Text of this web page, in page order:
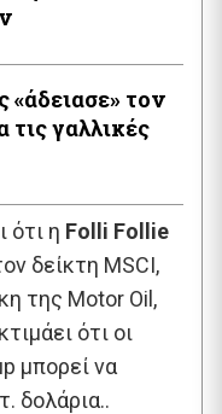
τον
τις γαλλικές
ότι η Folli Follie
δείκτη MSCI,
της Motor Oil,
ότι οι
μπορεί να
δολάρια..